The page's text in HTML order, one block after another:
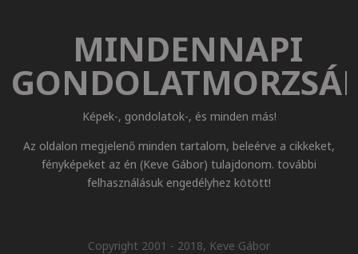
MINDENNAPI
Képek-, gondolatok-, és minden más!
Az oldalon megjelenő minden tartalom, beleérve a cikkeket,
fényképeket az én (Keve Gábor) tulajdonom. további
felhasználásuk engedélyhez kötött!
Copyright 2001 - 2018, Keve Gábor